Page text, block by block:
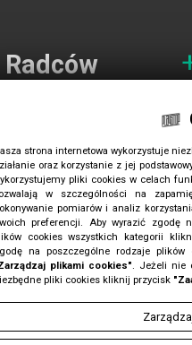
| wizytówki firmowe | grafika www
strona internetowa wykorzystuje
oraz korzystanie z jej
pliki cookies w celach
w szczególności na
pomiarów i analiz
preferencji. Aby wyrazić zgodę
cookies wszystkich kategorii
na poszczególne rodzaje
plikami cookies" . Jeżeli nie
pliki cookies kliknij przycisk